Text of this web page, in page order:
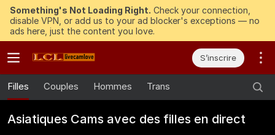
Something's Not Loading Right. Check your connection,
disable VPN, or add us to your ad blocker's exceptions — no
ads here, just the content you love.
S’inscrire
Filles Couples Hommes Trans
Asiatiques Cams avec des filles en direct